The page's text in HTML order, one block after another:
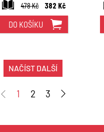
478 Kč
382 Kč
DO KOŠÍKU
NAČÍST DALŠÍ
1 2 3